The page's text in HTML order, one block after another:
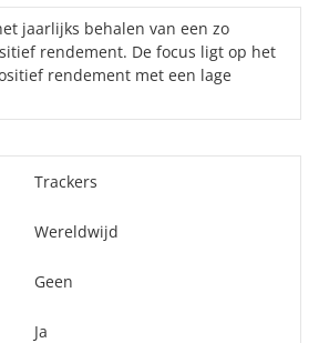
jaarlijks behalen van een zo
rendement. De focus ligt op het
rendement met een lage
Trackers
Wereldwijd
Geen
Ja